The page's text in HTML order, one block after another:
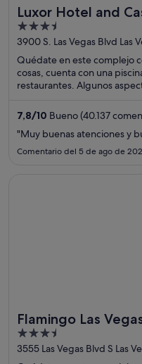
Luxor Hotel and
3.5
out
of
5
3900 S. Las Vegas Blvd Las
Quédate en este complejo
cosas, cuenta con una
restaurantes. Algunos
restaurante. Dos
encuentran cerca son Casino
7,8/10 Bueno (40.137
"Muy buenas atenciones y
Comentario del 5 de ago de
Flamingo Las
3.5
out
3555 Las Vegas Blvd S Las